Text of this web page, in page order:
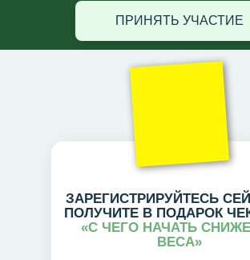
ПРИНЯТЬ УЧАСТИЕ
ЗАРЕГИСТРИРУЙТЕСЬ
ПОЛУЧИТЕ В ПОДАРОК
«С ЧЕГО НАЧАТЬ
ВЕСА»